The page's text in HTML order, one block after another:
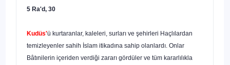
5 Ra'd, 30
Kudüs'ü kurtaranlar, kaleleri, surları ve şehirleri Haçlılardan
temizleyenler sahih İslam itikadına sahip olanlardı. Onlar
Bâtınilerin içeriden verdiği zararı gördü­ler ve tüm kararlılıkla